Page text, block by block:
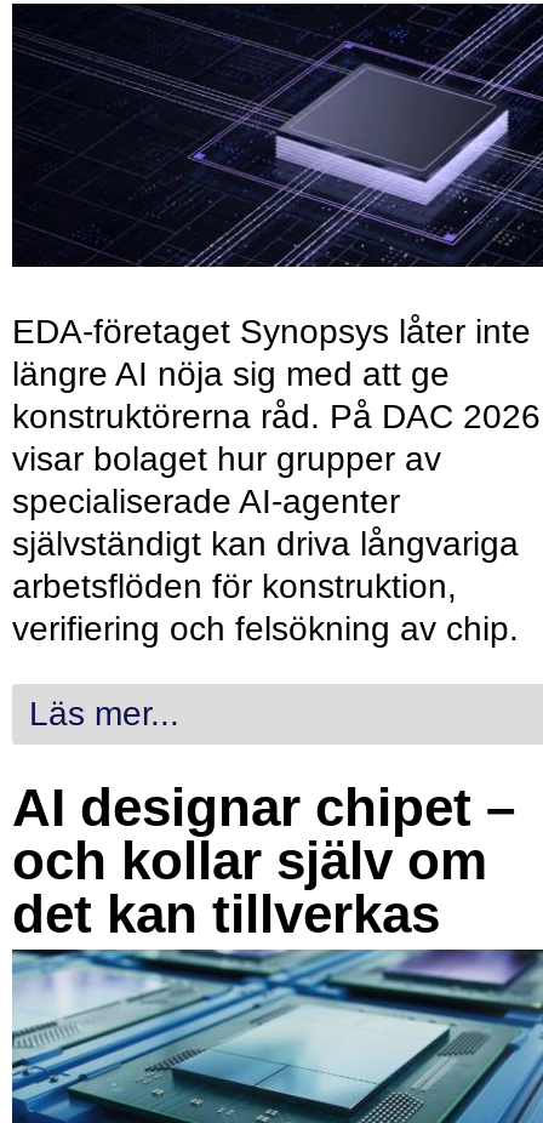
EDA-företaget Synopsys låter inte
längre AI nöja sig med att ge
konstruktörerna råd. På DAC 2026
visar bolaget hur grupper av
specialiserade AI-agenter
självständigt kan driva långvariga
arbetsflöden för konstruktion,
verifiering och felsökning av chip.
Läs mer...
AI designar chipet –
och kollar själv om
det kan tillverkas